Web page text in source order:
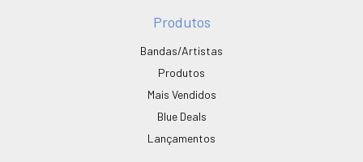
Produtos
Bandas/Artistas
Produtos
Mais Vendidos
Blue Deals
Lançamentos